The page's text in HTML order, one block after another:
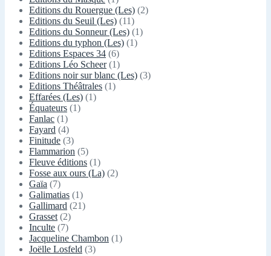
Editions du Rouergue (Les) (2)
Editions du Seuil (Les) (11)
Editions du Sonneur (Les) (1)
Editions du typhon (Les) (1)
Editions Espaces 34 (6)
Editions Léo Scheer(1)
Editions noir sur blanc (Les) (3)
Editions Théâtrales (1)
Effarées (Les) (1)
Équateurs (1)
Fanlac (1)
Fayard (4)
Finitude (3)
Flammarion (5)
Fleuve éditions (1)
Fosse aux ours (La) (2)
Gaïa (7)
Galimatias (1)
Gallimard (21)
Grasset(2)
Inculte (7)
Jacqueline Chambon (1)
Joëlle Losfeld (3)